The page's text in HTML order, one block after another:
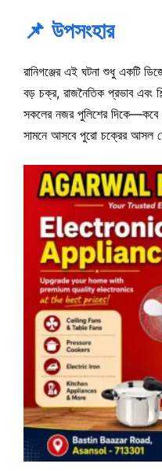
📌 উপসংহার
রানিগঞ্জের এই ঘটনা শুধু একটি
বড় চক্র, রাজনৈতিক প্রভাব এবং
সকলের নজর পুলিশের দিকে—কবে
সামনে আসবে পুরো চক্রের আসল